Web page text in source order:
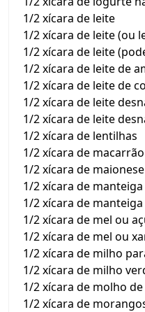
1/2 xícara de leite
1/2 xícara de leite (ou
1/2 xícara de leite
1/2 xícara de leite de
1/2 xícara de leite de
1/2 xícara de leite
1/2 xícara de leite
1/2 xícara de lentilhas
1/2 xícara de
1/2 xícara de
1/2 xícara de manteiga
1/2 xícara de
1/2 xícara de mel ou
1/2 xícara de mel ou
1/2 xícara de milho
1/2 xícara de milho
1/2 xícara de molho
1/2 xícara de